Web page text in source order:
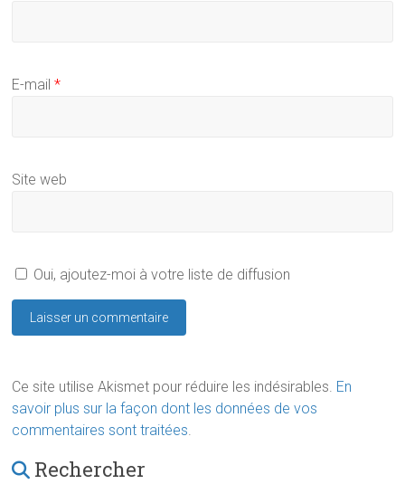
E-mail*
Site web
Oui, ajoutez-moi à votre liste de diffusion
Ce site utilise Akismet pour réduire les indésirables. En
savoir plus sur la façon dont les données de vos
commentaires sont traitées.
Rechercher